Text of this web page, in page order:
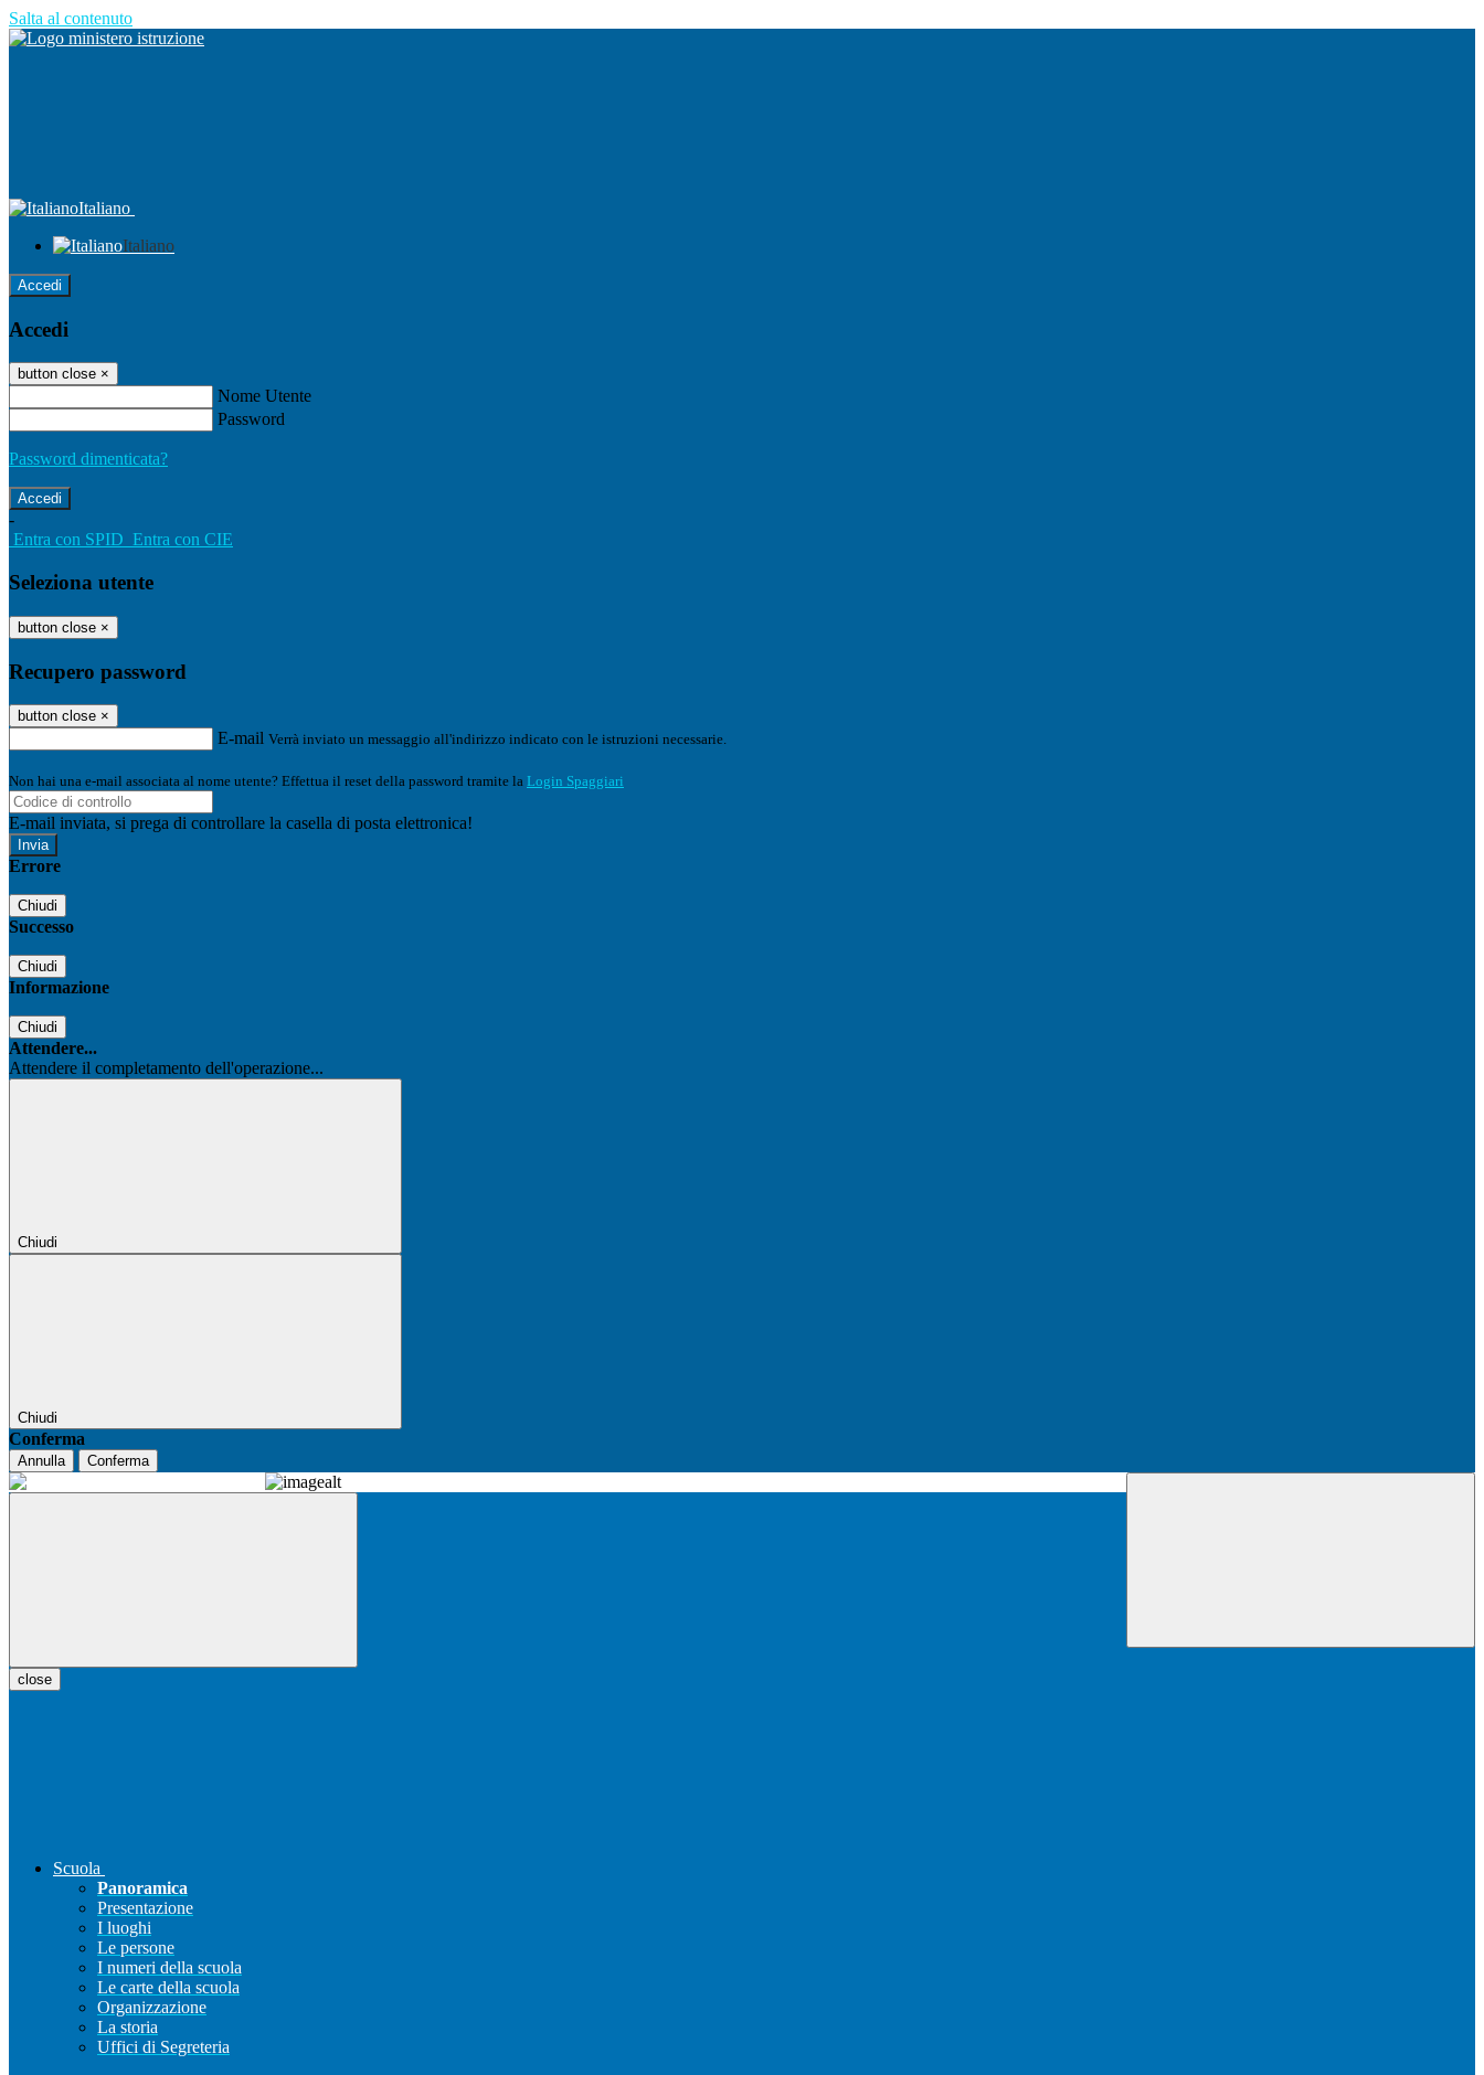
Salta al contenuto
Italiano
Italiano
Accedi
Accedi
button close ×
Nome Utente
Password
Password dimenticata?
-
Entra con SPID Entra con CIE
Seleziona utente
button close ×
Recupero password
button close ×
E-mail Verrà inviato un messaggio all'indirizzo indicato con le istruzioni necessarie.
Non hai una e-mail associata al nome utente? Effettua il reset della password tramite la Login Spaggiari
E-mail inviata, si prega di controllare la casella di posta elettronica!
Errore
Chiudi
Successo
Chiudi
Informazione
Chiudi
Attendere...
Attendere il completamento dell'operazione...
Chiudi
Chiudi
Conferma
Annulla Conferma
close
Scuola
Panoramica
Presentazione
I luoghi
Le persone
I numeri della scuola
Le carte della scuola
Organizzazione
La storia
Uffici di Segreteria